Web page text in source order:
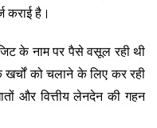
कराई है।
के नाम पर पैसे वसूल रही थी
को चलाने के लिए कर रही
और वित्तीय लेनदेन की गहन